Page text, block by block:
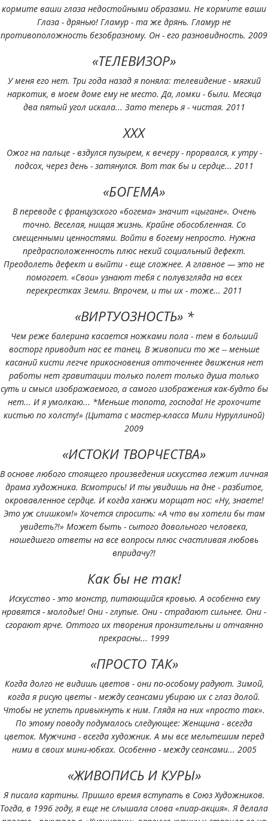
кормите ваши глаза недостойными образами. Не кормите ваши
Глаза - дрянью! Гламур - та же дрянь. Гламур не
противоположность безобразному. Он - его разновидность. 2009
«ТЕЛЕВИЗОР»
У меня его нет. Три года назад я поняла: телевидение - мягкий
наркотик, в моем доме ему не место. Да, ломки - были. Месяца
два пятый угол искала... Зато теперь я - чистая. 2011
XXX
Ожог на пальце - вздулся пузырем, к вечеру - прорвался, к утру -
подсох, через день - затянулся. Вот так бы и сердце... 2011
«БОГЕМА»
В переводе с французского «богема» значит «цыгане». Очень
точно. Веселая, нищая жизнь. Крайне обособленная. Со
смещенными ценностями. Войти в богему непросто. Нужна
предрасположенность плюс некий социальный дефект.
Преодолеть дефект и выйти - еще сложнее. А главное — это не
помогает. «Свои» узнают тебя с полувзгляда на всех
перекрестках Земли. Впрочем, и ты их - тоже... 2011
«ВИРТУОЗНОСТЬ» *
Чем реже балерина касается ножками пола - тем в больший
восторг приводит нас ее танец. В живописи то же -- меньше
касаний кисти легче прикосновения отточеннее движения нет
работы нет гравитации только полет только душа только
суть и смысл изображаемого, а самого изображения как-будто бы
нет... И я умолкаю... *Меньше топота, господа! Не грохочите
кистью по холсту!» (Цитата с мастер-класса Мили Нуруллиной)
2009
«ИСТОКИ ТВОРЧЕСТВА»
В основе любого стоящего произведения искусства лежит личная
драма художника. Всмотрись! И ты увидишь на дне - разбитое,
окровавленное сердце. И когда ханжи морщат нос: «Ну, знаете!
Это уж слишком!» Хочется спросить: «А что вы хотели бы там
увидеть?!» Может быть - сытого довольного человека,
нашедшего ответы на все вопросы плюс счастливая любовь
впридачу?!
Как бы не так!
Искусство - это монстр, питающийся кровью. А особенно ему
нравятся - молодые! Они - глупые. Они - страдают сильнее. Они -
сгорают ярче. Оттого их творения пронзительны и отчаянно
прекрасны... 1999
«ПРОСТО ТАК»
Когда долго не видишь цветов - они по-особому радуют. Зимой,
когда я рисую цветы - между сеансами убираю их с глаз долой.
Чтобы не успеть привыкнуть к ним. Глядя на них «просто так».
По этому поводу подумалось следующее: Женщина - всегда
цветок. Мужчина - всегда художник. А мы все мельтешим перед
ними в своих мини-юбках. Особенно - между сеансами... 2005
«ЖИВОПИСЬ И КУРЫ»
Я писала картины. Пришло время вступать в Союз Художников.
Тогда, в 1996 году, я еще не слышала слова «пиар-акция». Я делала